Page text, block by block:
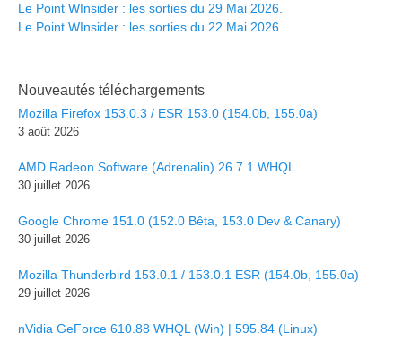
Le Point WInsider : les sorties du 29 Mai 2026.
Le Point WInsider : les sorties du 22 Mai 2026.
Nouveautés téléchargements
Mozilla Firefox 153.0.3 / ESR 153.0 (154.0b, 155.0a)
3 août 2026
AMD Radeon Software (Adrenalin) 26.7.1 WHQL
30 juillet 2026
Google Chrome 151.0 (152.0 Bêta, 153.0 Dev & Canary)
30 juillet 2026
Mozilla Thunderbird 153.0.1 / 153.0.1 ESR (154.0b, 155.0a)
29 juillet 2026
nVidia GeForce 610.88 WHQL (Win) | 595.84 (Linux)